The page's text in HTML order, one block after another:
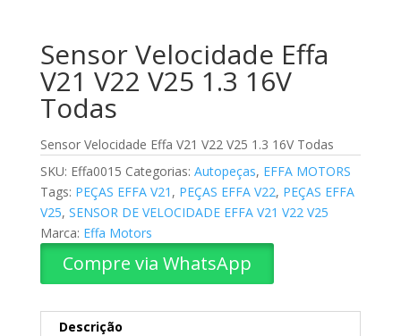
Sensor Velocidade Effa
V21 V22 V25 1.3 16V
Todas
Sensor Velocidade Effa V21 V22 V25 1.3 16V Todas
SKU: Effa0015 Categorias: Autopeças, EFFA MOTORS
Tags: PEÇAS EFFA V21 , PEÇAS EFFA V22, PEÇAS EFFA
V25, SENSOR DE VELOCIDADE EFFA V21 V22 V25
Marca: Effa Motors
Compre via WhatsApp
Descrição